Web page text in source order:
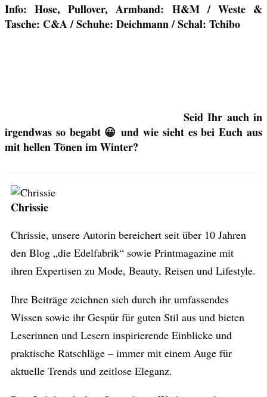
Info: Hose, Pullover, Armband: H&M / Weste &
Tasche: C&A / Schuhe: Deichmann / Schal: Tchibo
Seid Ihr auch in
irgendwas so begabt 😀 und wie sieht es bei Euch aus
mit hellen Tönen im Winter?
Chrissie
Chrissie, unsere Autorin bereichert seit über 10 Jahren
den Blog „die Edelfabrik“ sowie Printmagazine mit
ihren Expertisen zu Mode, Beauty, Reisen und Lifestyle.
Ihre Beiträge zeichnen sich durch ihr umfassendes
Wissen sowie ihr Gespür für guten Stil aus und bieten
Leserinnen und Lesern inspirierende Einblicke und
praktische Ratschläge – immer mit einem Auge für
aktuelle Trends und zeitlose Eleganz.